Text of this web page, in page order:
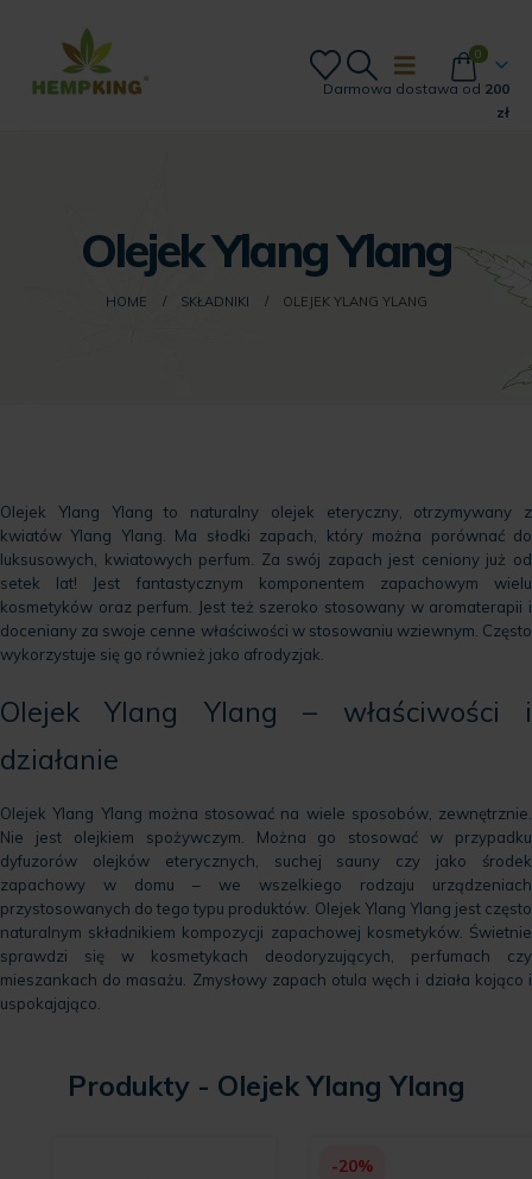
0
Darmowa dostawa od 200
zł
Olejek Ylang Ylang
HOME SKŁADNIKI OLEJEK YLANG YLANG
Olejek Ylang Ylang to naturalny olejek eteryczny, otrzymywany z
kwiatów Ylang Ylang. Ma słodki zapach, który można porównać do
luksusowych, kwiatowych perfum. Za swój zapach jest ceniony już od
setek lat! Jest fantastycznym komponentem zapachowym wielu
kosmetyków oraz perfum. Jest też szeroko stosowany w aromaterapii i
doceniany za swoje cenne właściwości w stosowaniu wziewnym. Często
wykorzystuje się go również jako afrodyzjak.
Olejek Ylang Ylang – właściwości i
działanie
Olejek Ylang Ylang można stosować na wiele sposobów, zewnętrznie.
Nie jest olejkiem spożywczym. Można go stosować w przypadku
dyfuzorów olejków eterycznych, suchej sauny czy jako środek
zapachowy w domu – we wszelkiego rodzaju urządzeniach
przystosowanych do tego typu produktów. Olejek Ylang Ylang jest często
naturalnym składnikiem kompozycji zapachowej kosmetyków. Świetnie
sprawdzi się w kosmetykach deodoryzujących, perfumach czy
mieszankach do masażu. Zmysłowy zapach otula węch i działa kojąco i
uspokajająco.
Produkty - Olejek Ylang Ylang
-20%